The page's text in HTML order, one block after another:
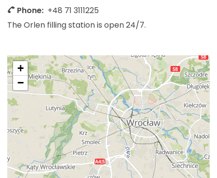
Phone: +48 71 3111225
The Orlen filling station is open 24/7.
+
−